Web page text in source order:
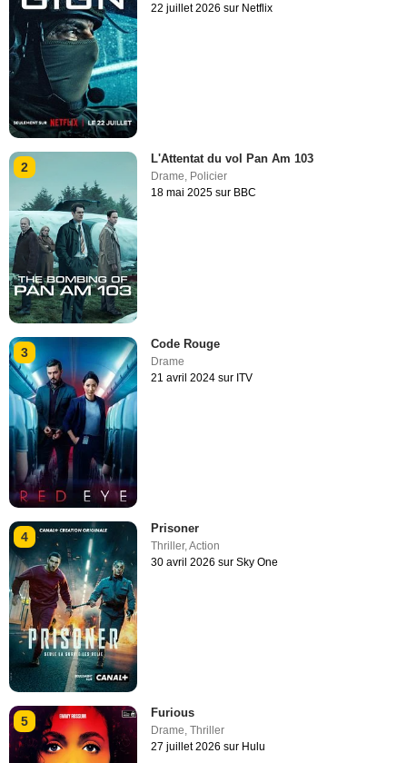
22 juillet 2026 sur Netflix
2
L'Attentat du vol Pan Am 103
Drame, Policier
18 mai 2025 sur BBC
3
Code Rouge
Drame
21 avril 2024 sur ITV
4
Prisoner
Thriller,Action
30 avril 2026 sur Sky One
5
Furious
Drame,Thriller
27 juillet 2026 sur Hulu